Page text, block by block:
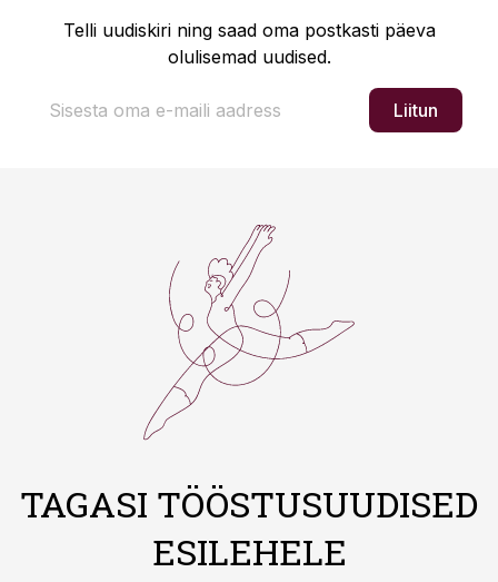
Telli uudiskiri ning saad oma postkasti päeva
olulisemad uudised.
Liitun
TAGASI TÖÖSTUSUUDISED
ESILEHELE